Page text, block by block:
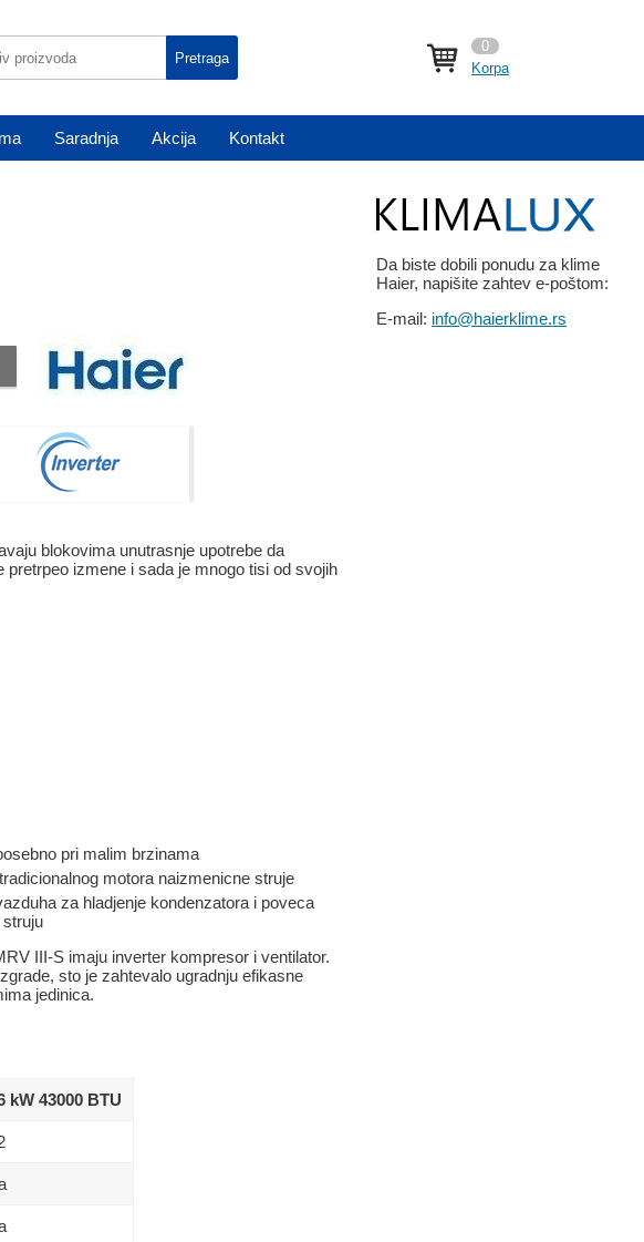
Pretraga
0
Korpa
Saradnja Akcija Kontakt
blokovima unutrasnje upotrebe da
izmene i sada je mnogo tisi od svojih
pri malim brzinama
motora naizmenicne struje
za hladjenje kondenzatora i poveca
III-S imaju inverter kompresor i ventilator.
sto je zahtevalo ugradnju efikasne
jedinica.
kW 43000 BTU
Da biste dobili ponudu za klime
Haier, napišite zahtev e-poštom:
E-mail: info@haierklime.rs